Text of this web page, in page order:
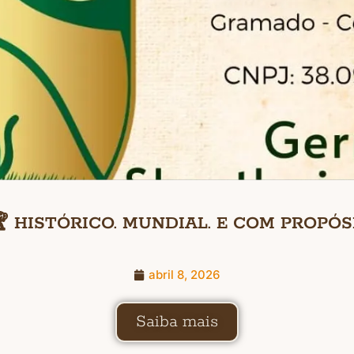
HISTÓRICO. MUNDIAL. E COM
abril 8, 2026
Saiba mais